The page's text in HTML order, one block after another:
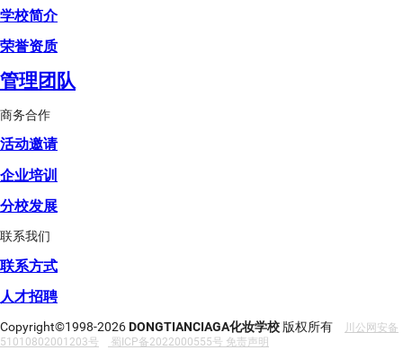
学校简介
荣誉资质
管理团队
商务合作
活动邀请
企业培训
分校发展
联系我们
联系方式
人才招聘
Copyright©1998-2026DONGTIANCIAGA化妆学校 版权所有
川公网安备
51010802001203号
蜀ICP备2022000555号 免责声明